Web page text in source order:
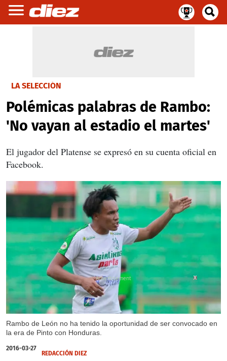
LA SELECCIÓN
Polémicas palabras de Rambo:
'No vayan al estadio el martes'
El jugador del Platense se expresó en su cuenta oficial en
Facebook.
Rambo de León no ha tenido la oportunidad de ser convocado en
la era de Pinto con Honduras.
X
X
2016-03-27
REDACCIÓN DIEZ